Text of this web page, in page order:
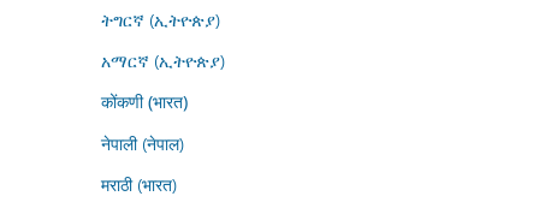
ትግርኛ (ኢትዮጵያ)
አማርኛ (ኢትዮጵያ)
कोंकणी (भारत)
नेपाली (नेपाल)
मराठी (भारत)